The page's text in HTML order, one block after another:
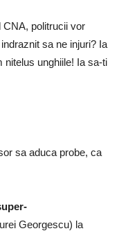
CNA, politrucii vor
sa ne injuri? Ia
nitelus unghiile! Ia sa-ti
sa aduca probe, ca
Georgescu) la